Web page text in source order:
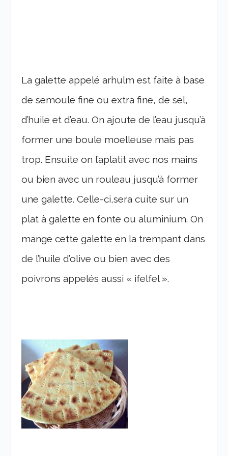
La galette appelé arhulm est faite à base
de semoule fine ou extra fine, de sel,
d’huile et d’eau. On ajoute de l’eau jusqu’à
former une boule moelleuse mais pas
trop. Ensuite on l’aplatit avec nos mains
ou bien avec un rouleau jusqu’à former
une galette. Celle-ci,sera cuite sur un
plat à galette en fonte ou aluminium. On
mange cette galette en la trempant dans
de l’huile d’olive ou bien avec des
poivrons appelés aussi « ifelfel ».